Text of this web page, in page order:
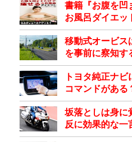
書籍『お腹を凹
お風呂ダイエッ
移動式オービス
を事前に察知す
トヨタ純正ナ
コマンドがある
坂落としは身に
反に効果的な一